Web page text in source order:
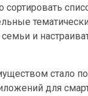
сортировать
и
стало
для